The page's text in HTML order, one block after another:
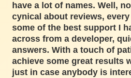
have a lot of names. Well,
cynical about reviews,
some of the best support I
across from a developer,
answers. With a touch of
achieve some great results
just in case anybody is